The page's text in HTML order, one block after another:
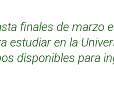
finales de marzo
estudiar en la
disponibles para